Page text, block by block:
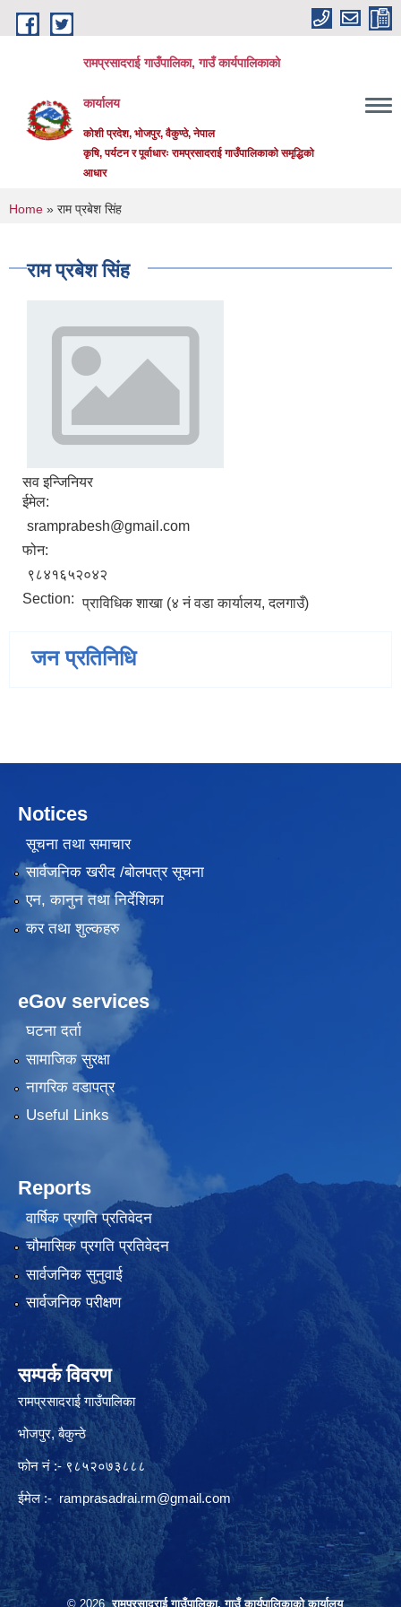
Skip to main content
रामप्रसादराई गाउँपालिका, गाउँ कार्यपालिकाको
कार्यालय
कोशी प्रदेश, भोजपुर, वैकुण्ठे, नेपाल
कृषि, पर्यटन र पूर्वाधारः रामप्रसादराई गाउँपालिकाको समृद्धिको
आधार
You are here
Home » राम प्रबेश सिंह
राम प्रबेश सिंह
सव इन्जिनियर
ईमेल:
sramprabesh@gmail.com
फोन:
९८४१६५२०४२
Section: प्राविधिक शाखा (४ नं वडा कार्यालय, दलगाउँ)
जन प्रतिनिधि
Notices
सूचना तथा समाचार
सार्वजनिक खरीद /बोलपत्र सूचना
एन, कानुन तथा निर्देशिका
कर तथा शुल्कहरु
eGov services
घटना दर्ता
सामाजिक सुरक्षा
नागरिक वडापत्र
Useful Links
Reports
वार्षिक प्रगति प्रतिवेदन
चौमासिक प्रगति प्रतिवेदन
सार्वजनिक सुनुवाई
सार्वजनिक परीक्षण
सम्पर्क विवरण
रामप्रसादराई गाउँपालिका
भोजपुर, बैकुन्ठे
फोन नं :- ९८५२०७३८८८
ईमेल :-ramprasadrai.rm@gmail.com
© 2026रामप्रसादराई गाउँपालिका, गाउँ कार्यपालिकाको कार्यालय